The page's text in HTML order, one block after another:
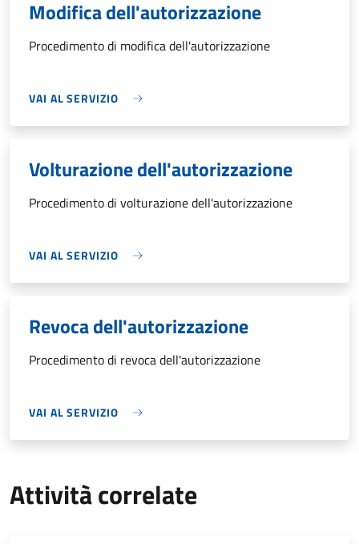
Modifica dell'autorizzazione
Procedimento di modifica dell'autorizzazione
VAI AL SERVIZIO
Volturazione dell'autorizzazione
Procedimento di volturazione dell'autorizzazione
VAI AL SERVIZIO
Revoca dell'autorizzazione
Procedimento di revoca dell'autorizzazione
VAI AL SERVIZIO
Attività correlate